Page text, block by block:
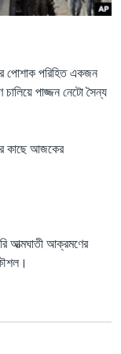
পোশাক পরিহিত একজন
চালিয়ে পাজ্জন নেটো সৈন্য
কাছে আজকের
আত্মঘাতী আক্রমণের